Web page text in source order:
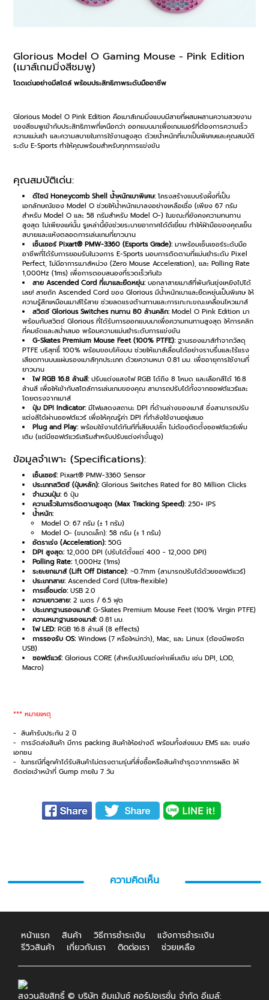
Glorious Model O Gaming Mouse - Pink Edition
(เมาส์เกมมิ่งสีชมพู)
โดดเด่นอย่างมีสไตล์ พร้อมประสิทธิภาพระดับมืออาชีพ
Glorious Model O Pink Edition คือเมาส์เกมมิ่งแบบมีสายที่ผสมผสานความสวยงาม
ของสีชมพูเข้ากับประสิทธิภาพที่เหนือกว่า ออกแบบมาเพื่อเกมเมอร์ที่ต้องการความเร็ว
ความแม่นยำ และความสบายในการใช้งานสูงสุด ด้วยน้ำหนักที่เบาเป็นพิเศษและคุณสมบัติ
ระดับ E-Sports ทำให้คุณพร้อมสำหรับทุกการแข่งขัน
คุณสมบัติเด่น:
ดีไซน์ Honeycomb Shell น้ำหนักเบาพิเศษ:โครงสร้างแบบรังผึ้งที่เป็น
เอกลักษณ์ของ Model O ช่วยให้น้ำหนักเบาลงอย่างเหลือเชื่อ (เพียง 67 กรัม
สำหรับ Model O และ 58 กรัมสำหรับ Model O-) ในขณะที่ยังคงความทนทาน
สูงสุด ไม่เพียงแค่นั้น รูเหล่านี้ยังช่วยระบายอากาศได้ดีเยี่ยม ทำให้ฝ่ามือของคุณเย็น
สบายและแห้งตลอดการเล่นเกมที่ยาวนาน
เซ็นเซอร์ Pixart® PMW-3360 (Esports Grade):มาพร้อมเซ็นเซอร์ระดับมือ
อาชีพที่ได้รับการยอมรับในวงการ E-Sports มอบการติดตามที่แม่นยำระดับ Pixel
Perfect, ไม่มีอาการเมาส์หน่วง (Zero Mouse Acceleration), และ Polling Rate
1,000Hz (1ms) เพื่อการตอบสนองที่รวดเร็วทันใจ
สาย Ascended Cord ที่เบาและยืดหยุ่น:บอกลาสายเมาส์ที่พันกันยุ่งเหยิงไปได้
เลย! สายถัก Ascended Cord ของ Glorious มีน้ำหนักเบาและยืดหยุ่นเป็นพิเศษ ให้
ความรู้สึกเหมือนเมาส์ไร้สาย ช่วยลดแรงต้านทานและการเกะกะขณะเคลื่อนไหวเมาส์
สวิตช์ Glorious Switches ทนทาน 80 ล้านคลิก:Model O Pink Edition มา
พร้อมกับสวิตช์ Glorious ที่ได้รับการออกแบบมาเพื่อความทนทานสูงสุด ให้การคลิก
ที่คมชัดและสม่ำเสมอ พร้อมความแม่นยำระดับการแข่งขัน
G-Skates Premium Mouse Feet (100% PTFE):ฐานรองเมาส์ทำจากวัสดุ
PTFE บริสุทธิ์ 100% พร้อมขอบโค้งมน ช่วยให้เมาส์เลื่อนได้อย่างราบรื่นและไร้แรง
เสียดทานบนแผ่นรองเมาส์ทุกประเภท ด้วยความหนา 0.81 มม. เพื่ออายุการใช้งานที่
ยาวนาน
ไฟ RGB 16.8 ล้านสี:ปรับแต่งแสงไฟ RGB ได้ถึง 8 โหมด และเลือกสีได้ 16.8
ล้านสี เพื่อให้เข้ากับสไตล์การเล่นเกมของคุณ สามารถปรับได้ทั้งจากซอฟต์แวร์และ
โดยตรงจากเมาส์
ปุ่ม DPI Indicator:มีไฟแสดงสถานะ DPI ที่ด้านล่างของเมาส์ ซึ่งสามารถปรับ
แต่งสีได้ผ่านซอฟต์แวร์ เพื่อให้คุณรู้ค่า DPI ที่กำลังใช้งานอยู่เสมอ
Plug and Play:พร้อมใช้งานได้ทันทีที่เสียบปลั๊ก ไม่ต้องติดตั้งซอฟต์แวร์เพิ่ม
เติม (แต่มีซอฟต์แวร์เสริมสำหรับปรับแต่งค่าขั้นสูง)
ข้อมูลจำเพาะ (Specifications):
เซ็นเซอร์:Pixart® PMW-3360 Sensor
ประเภทสวิตช์ (ปุ่มหลัก):Glorious Switches Rated for 80 Million Clicks
จำนวนปุ่ม:6 ปุ่ม
ความเร็วในการติดตามสูงสุด (Max Tracking Speed):250+ IPS
น้ำหนัก:
Model O: 67 กรัม (± 1 กรัม)
Model O- (ขนาดเล็ก): 58 กรัม (± 1 กรัม)
อัตราเร่ง (Acceleration):50G
DPI สูงสุด:12,000 DPI (ปรับได้ตั้งแต่ 400 - 12,000 DPI)
Polling Rate:1,000Hz (1ms)
ระยะยกเมาส์ (Lift Off Distance):~0.7mm (สามารถปรับได้ด้วยซอฟต์แวร์)
ประเภทสาย:Ascended Cord (Ultra-flexible)
การเชื่อมต่อ:USB 2.0
ความยาวสาย:2 เมตร / 6.5 ฟุต
ประเภทฐานรองเมาส์:G-Skates Premium Mouse Feet (100% Virgin PTFE)
ความหนาฐานรองเมาส์:0.81 มม.
ไฟ LED:RGB 16.8 ล้านสี (8 effects)
การรองรับ OS:Windows (7 หรือใหม่กว่า), Mac, และ Linux (ต้องมีพอร์ต
USB)
ซอฟต์แวร์:Glorious CORE (สำหรับปรับแต่งค่าเพิ่มเติม เช่น DPI, LOD,
Macro)
*** หมายเหตุ
- สินค้ารับประกัน 2 ปี
- การจัดส่งสินค้า มีการ packing สินค้าให้อย่างดี พร้อมทั้งส่งแบบ EMS และ ขนส่ง
เอกชน
- ในกรณีที่ลูกค้าได้รับสินค้าไม่ตรงตามรุ่นที่สั่งซื้อหรือสินค้าชำรุดจากการผลิต ให้
ติดต่อเจ้าหน้าที่ Gump ภายใน 7 วัน
ความคิดเห็น
หน้าแรก สินค้า วิธีการชำระเงิน
แจ้งการชำระเงิน
รีวิวสินค้า
เกี่ยวกับเรา ติดต่อเรา ช่วยเหลือ
สงวนลิขสิทธิ์ © บริษัท อิมเม้นซ์ คอร์ปอเรชั่น จำกัด อีเมล์: